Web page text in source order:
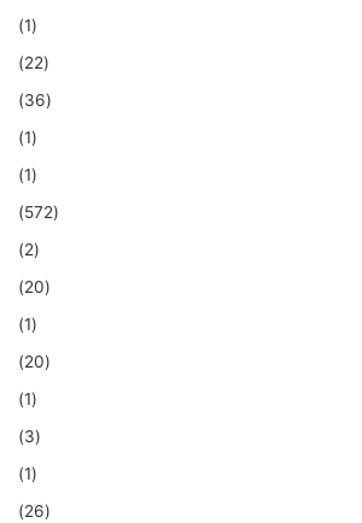
(1)
(22)
(36)
(1)
(1)
(572)
(2)
(20)
(1)
(20)
(1)
(3)
(1)
(26)